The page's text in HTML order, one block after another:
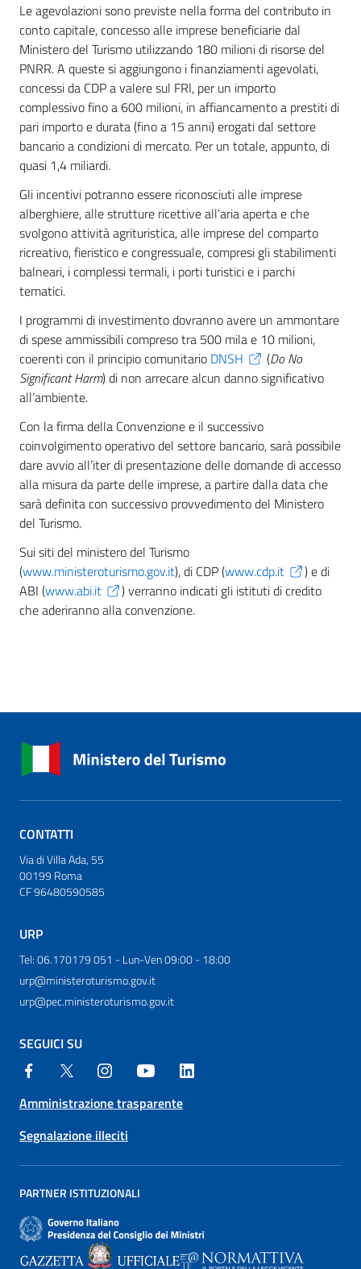
Le agevolazioni sono previste nella forma del contributo in
conto capitale, concesso alle imprese beneficiarie dal
Ministero del Turismo utilizzando 180 milioni di risorse del
PNRR. A queste si aggiungono i finanziamenti agevolati,
concessi da CDP a valere sul FRI, per un importo
complessivo fino a 600 milioni, in affiancamento a prestiti di
pari importo e durata (fino a 15 anni) erogati dal settore
bancario a condizioni di mercato. Per un totale, appunto, di
quasi 1,4 miliardi.
Gli incentivi potranno essere riconosciuti alle imprese
alberghiere, alle strutture ricettive all’aria aperta e che
svolgono attività agrituristica, alle imprese del comparto
ricreativo, fieristico e congressuale, compresi gli stabilimenti
balneari, i complessi termali, i porti turistici e i parchi
tematici.
I programmi di investimento dovranno avere un ammontare
di spese ammissibili compreso tra 500 mila e 10 milioni,
coerenti con il principio comunitario DNSH (Do No
Significant Harm) di non arrecare alcun danno significativo
all’ambiente.
Con la firma della Convenzione e il successivo
coinvolgimento operativo del settore bancario, sarà possibile
dare avvio all’iter di presentazione delle domande di accesso
alla misura da parte delle imprese, a partire dalla data che
sarà definita con successivo provvedimento del Ministero
del Turismo.
Sui siti del ministero del Turismo
(www.ministeroturismo.gov.it), di CDP (www.cdp.it
) e di
ABI (www.abi.it
) verranno indicati gli istituti di credito
che aderiranno alla convenzione.
CONTATTI
Via di Villa Ada, 55
00199 Roma
CF 96480590585
URP
Tel: 06.170179 051 - Lun-Ven 09:00 - 18:00
urp@ministeroturismo.gov.it
urp@pec.ministeroturismo.gov.it
SEGUICI SU
Amministrazione trasparente
Segnalazione illeciti
PARTNER ISTITUZIONALI